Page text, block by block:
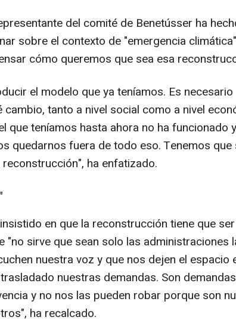
del comité de Benetússer ha
sobre el contexto de "emergencia
cómo queremos que sea esa
el modelo que ya teníamos. Es necesario
cambio, tanto a nivel social como a nivel
que teníamos hasta ahora no ha funcionado
quedarnos fuera de todo eso. Tenemos que
ha enfatizado.
en que la reconstrucción tiene que
"no sirve que sean solo las administraciones
nuestra voz y que nos dejen el espacio
nuestras demandas. Son
y no nos las pueden robar porque son
ha recalcado.